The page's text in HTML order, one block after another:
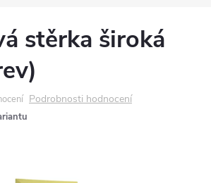
stěrka široká
Podrobnosti hodnocení